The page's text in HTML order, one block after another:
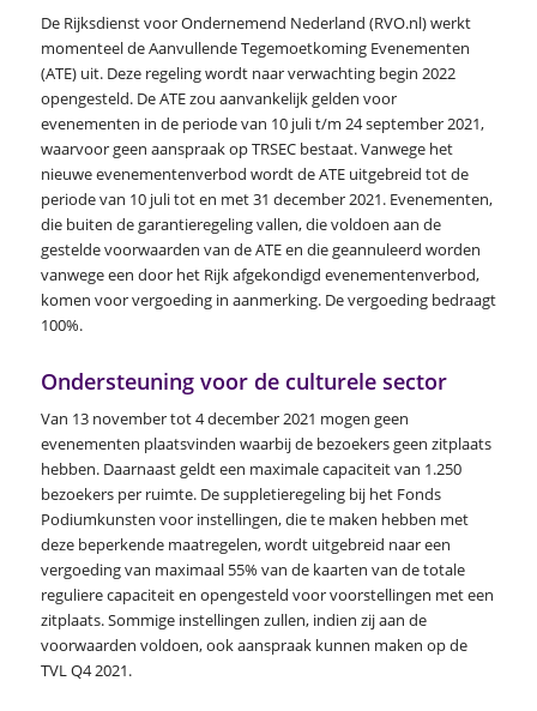
De Rijksdienst voor Ondernemend Nederland (RVO.nl) werkt
momenteel de Aanvullende Tegemoetkoming Evenementen
(ATE) uit. Deze regeling wordt naar verwachting begin 2022
opengesteld. De ATE zou aanvankelijk gelden voor
evenementen in de periode van 10 juli t/m 24 september 2021,
waarvoor geen aanspraak op TRSEC bestaat. Vanwege het
nieuwe evenementenverbod wordt de ATE uitgebreid tot de
periode van 10 juli tot en met 31 december 2021. Evenementen,
die buiten de garantieregeling vallen, die voldoen aan de
gestelde voorwaarden van de ATE en die geannuleerd worden
vanwege een door het Rijk afgekondigd evenementenverbod,
komen voor vergoeding in aanmerking. De vergoeding bedraagt
100%.
Ondersteuning voor de culturele sector
Van 13 november tot 4 december 2021 mogen geen
evenementen plaatsvinden waarbij de bezoekers geen zitplaats
hebben. Daarnaast geldt een maximale capaciteit van 1.250
bezoekers per ruimte. De suppletieregeling bij het Fonds
Podiumkunsten voor instellingen, die te maken hebben met
deze beperkende maatregelen, wordt uitgebreid naar een
vergoeding van maximaal 55% van de kaarten van de totale
reguliere capaciteit en opengesteld voor voorstellingen met een
zitplaats. Sommige instellingen zullen, indien zij aan de
voorwaarden voldoen, ook aanspraak kunnen maken op de
TVL Q4 2021.